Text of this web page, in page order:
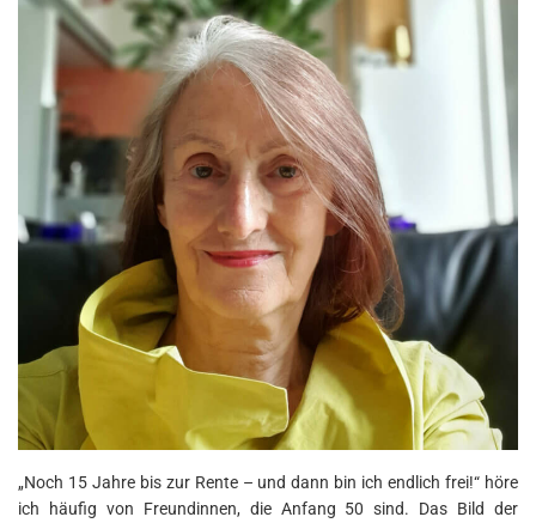
„Noch 15 Jahre bis zur Rente – und dann bin ich endlich frei!“ höre
ich häufig von Freundinnen, die Anfang 50 sind. Das Bild der